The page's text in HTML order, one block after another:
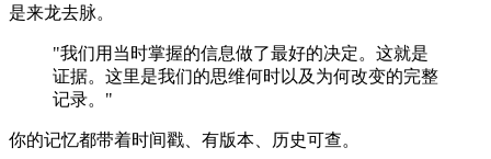
是来龙去脉。
"我们用当时掌握的信息做了最好的决定。这就是
证据。这里是我们的思维何时以及为何改变的完整
记录。"
你的记忆都带着时间戳、有版本、历史可查。